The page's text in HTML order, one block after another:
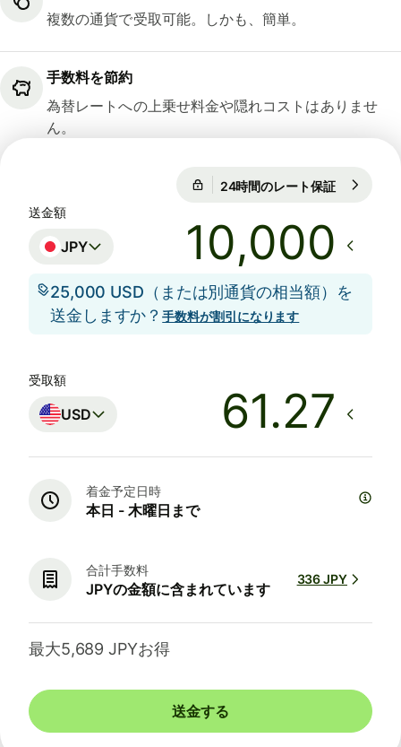
複数の通貨で受取可能。しかも、簡単。
手数料を節約
為替レートへの上乗せ料金や隠れコストはありませ
ん。
24時間のレート保証
送金額
JPY
25,000 USD（または別通貨の相当額）を
送金しますか？手数料が割引になります
受取額
USD
着金予定日時
本日 - 木曜日まで
合計手数料
JPYの金額に含まれています
336 JPY
最大5,689 JPYお得
送金する